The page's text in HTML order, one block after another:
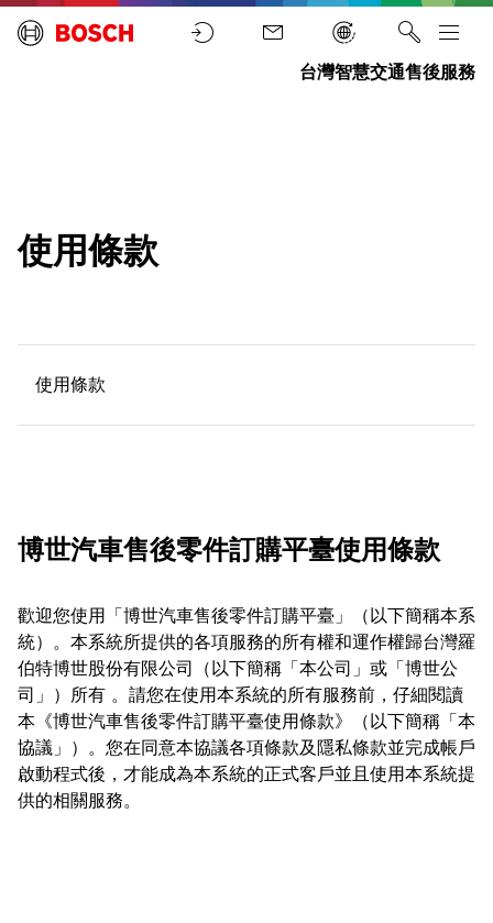
台灣智慧交通售後服務
使用條款
使用條款
博世汽車售後零件訂購平臺使用條款
歡迎您使用「博世汽車售後零件訂購平臺」（以下簡稱本系
統）。本系統所提供的各項服務的所有權和運作權歸台灣羅
伯特博世股份有限公司（以下簡稱「本公司」或「博世公
司」）所有 。請您在使用本系統的所有服務前，仔細閱讀
本《博世汽車售後零件訂購平臺使用條款》（以下簡稱「本
協議」）。您在同意本協議各項條款及隱私條款並完成帳戶
啟動程式後，才能成為本系統的正式客戶並且使用本系統提
供的相關服務。